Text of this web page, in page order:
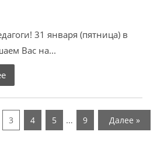
31 января (пятница) в
Вас на...
3 4 5 … 9 Далее »